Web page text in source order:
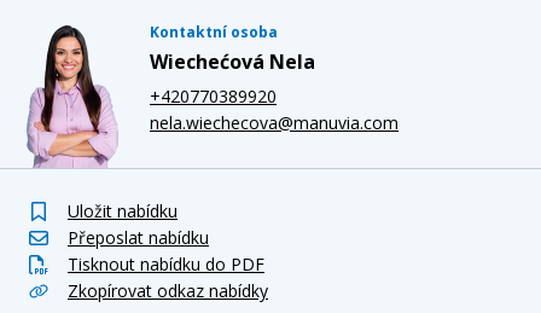
Kontaktní osoba
Wiechećová Nela
+420770389920
nela.wiechecova@manuvia.com
Uložit nabídku
Přeposlat nabídku
Tisknout nabídku do PDF
Zkopírovat odkaz nabídky